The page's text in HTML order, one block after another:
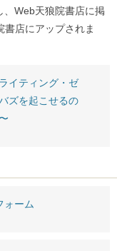
、Web天狼院書店に掲
店にアップされま
イティング・ゼ
ズを起こせるの
ォーム